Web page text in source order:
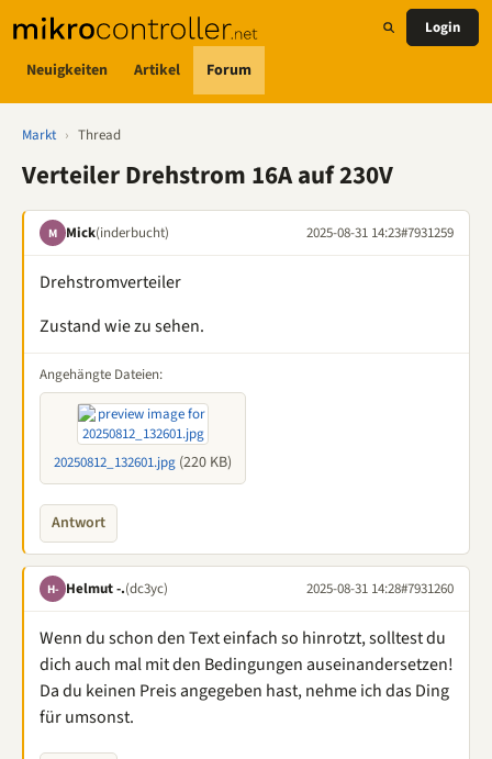
Neuigkeiten Artikel Forum
Login
Markt › Thread
Verteiler Drehstrom 16A auf 230V
M Mick(inderbucht) 2025-08-31 14:23#7931259
Drehstromverteiler
Zustand wie zu sehen.
Angehängte Dateien:
20250812_132601.jpg (220 KB)
Antwort
H- Helmut -.(dc3yc) 2025-08-31 14:28#7931260
Wenn du schon den Text einfach so hinrotzt, solltest du
dich auch mal mit den Bedingungen auseinandersetzen!
Da du keinen Preis angegeben hast, nehme ich das Ding
für umsonst.